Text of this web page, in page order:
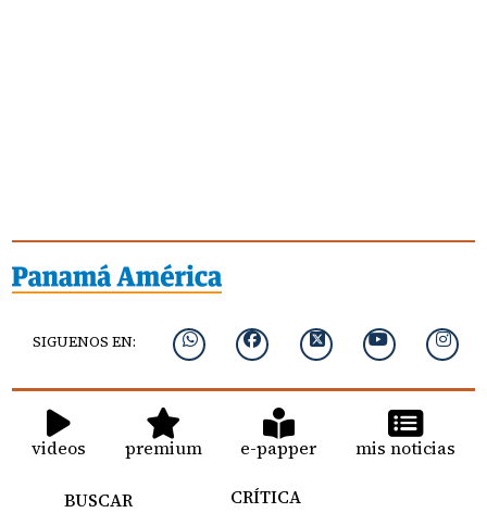
SIGUENOS EN:
videos premium e-papper mis noticias
BUSCAR
CRÍTICA